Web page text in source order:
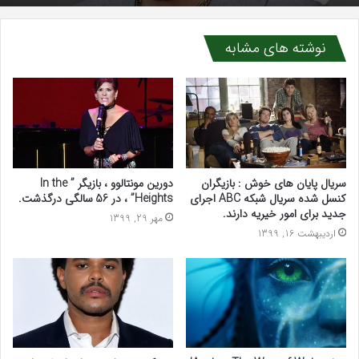
نوشته های مشابه
سریال پایان های خوش : بازیگران
کنسل شده سریال شبکه ABC اجرای
جدید برای امور خیریه دارند.
اردیبهشت 16, 1399
دورین مونتالوو ، بازیگر ” In the
Heights” ، در 56 سالگی درگذشت.
مهر 29, 1399